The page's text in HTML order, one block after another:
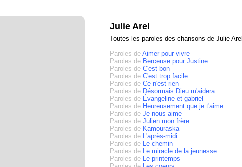
Julie Arel
Toutes les paroles des chansons de Julie Arel
Paroles de Aimer pour vivre
Paroles de Berceuse pour Justine
Paroles de C'est bon
Paroles de C'est trop facile
Paroles de Ce n'est rien
Paroles de Désormais Dieu m'aidera
Paroles de Évangeline et gabriel
Paroles de Heureusement que je t'aime
Paroles de Je nous aime
Paroles de Julien mon frère
Paroles de Kamouraska
Paroles de L'après-midi
Paroles de Le chemin
Paroles de Le miracle de la jeunesse
Paroles de Le printemps